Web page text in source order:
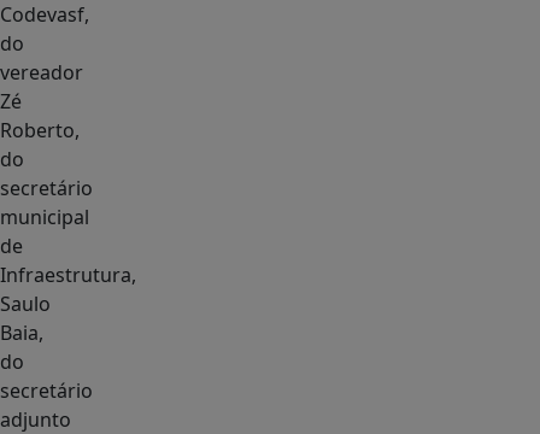
Codevasf,
do
vereador
Zé
Roberto,
do
secretário
municipal
de
Infraestrutura,
Saulo
Baia,
do
secretário
adjunto